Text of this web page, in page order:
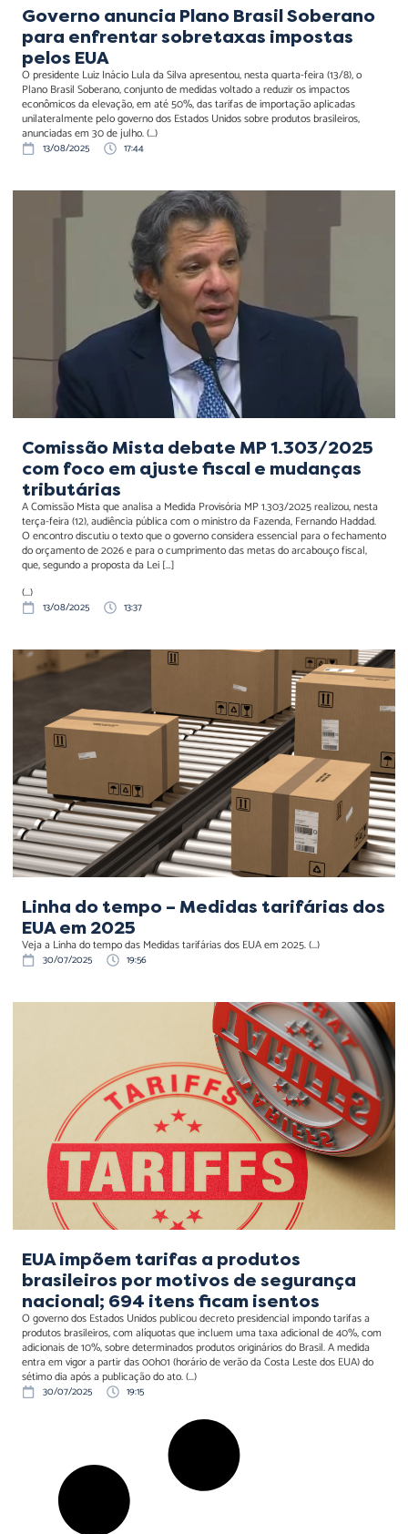
Governo anuncia Plano Brasil Soberano
para enfrentar sobretaxas impostas
pelos EUA
O presidente Luiz Inácio Lula da Silva apresentou, nesta quarta-feira (13/8), o
Plano Brasil Soberano, conjunto de medidas voltado a reduzir os impactos
econômicos da elevação, em até 50%, das tarifas de importação aplicadas
unilateralmente pelo governo dos Estados Unidos sobre produtos brasileiros,
anunciadas em 30 de julho. (...)
13/08/2025 17:44
Comissão Mista debate MP
1.303/2025 com foco em
ajuste fiscal e mudanças
tributárias
Comissão Mista debate MP 1.303/2025
com foco em ajuste fiscal e mudanças
tributárias
A Comissão Mista que analisa a Medida Provisória MP 1.303/2025 realizou, nesta
terça-feira (12), audiência pública com o ministro da Fazenda, Fernando Haddad.
O encontro discutiu o texto que o governo considera essencial para o fechamento
do orçamento de 2026 e para o cumprimento das metas do arcabouço fiscal,
que, segundo a proposta da Lei […]
(...)
13/08/2025 13:37
Linha do tempo – Medidas
tarifárias dos EUA em 2025
Linha do tempo – Medidas tarifárias dos
EUA em 2025
Veja a Linha do tempo das Medidas tarifárias dos EUA em 2025. (...)
30/07/2025 19:56
EUA impõem tarifas a
produtos brasileiros por
motivos de segurança
nacional; 694 itens ficam
isentos
EUA impõem tarifas a produtos
brasileiros por motivos de segurança
nacional; 694 itens ficam isentos
O governo dos Estados Unidos publicou decreto presidencial impondo tarifas a
produtos brasileiros, com alíquotas que incluem uma taxa adicional de 40%, com
adicionais de 10%, sobre determinados produtos originários do Brasil. A medida
entra em vigor a partir das 00h01 (horário de verão da Costa Leste dos EUA) do
sétimo dia após a publicação do ato. (...)
30/07/2025 19:15